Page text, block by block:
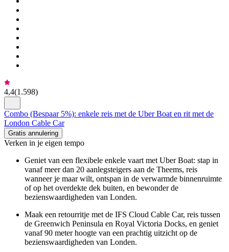
4,4(1.598)
Combo (Bespaar 5%): enkele reis met de Uber Boat en rit met de
London Cable Car
Gratis annulering
Verken in je eigen tempo
Geniet van een flexibele enkele vaart met Uber Boat: stap in
vanaf meer dan 20 aanlegsteigers aan de Theems, reis
wanneer je maar wilt, ontspan in de verwarmde binnenruimte
of op het overdekte dek buiten, en bewonder de
bezienswaardigheden van Londen.
Maak een retourritje met de IFS Cloud Cable Car, reis tussen
de Greenwich Peninsula en Royal Victoria Docks, en geniet
vanaf 90 meter hoogte van een prachtig uitzicht op de
bezienswaardigheden van Londen.